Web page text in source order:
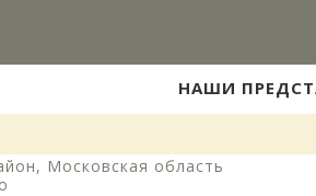
НАШИ
Московская область